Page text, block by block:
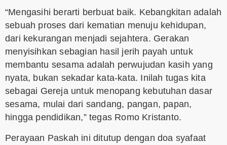
“Mengasihi berarti berbuat baik. Kebangkitan adalah
sebuah proses dari kematian menuju kehidupan,
dari kekurangan menjadi sejahtera. Gerakan
menyisihkan sebagian hasil jerih payah untuk
membantu sesama adalah perwujudan kasih yang
nyata, bukan sekadar kata-kata. Inilah tugas kita
sebagai Gereja untuk menopang kebutuhan dasar
sesama, mulai dari sandang, pangan, papan,
hingga pendidikan,” tegas Romo Kristanto.
Perayaan Paskah ini ditutup dengan doa syafaat